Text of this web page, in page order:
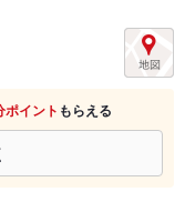
ポイント もらえる